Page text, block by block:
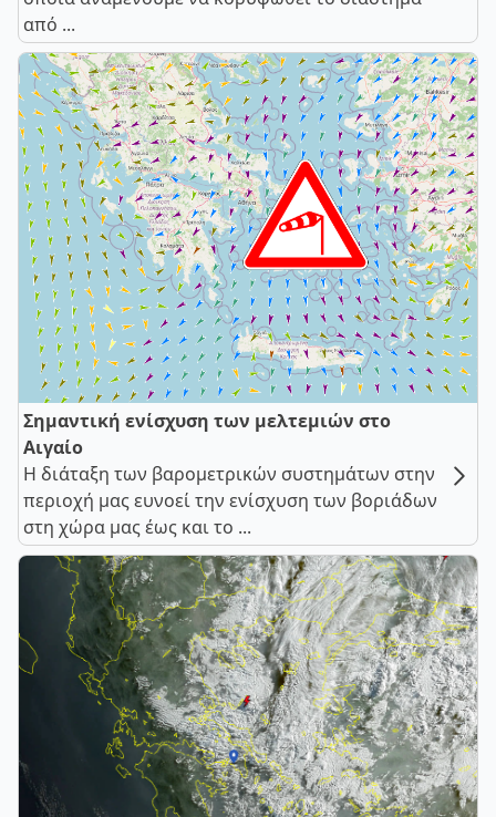
από ...
Σημαντική ενίσχυση των μελτεμιών στο
Αιγαίο
Η διάταξη των βαρομετρικών συστημάτων στην
περιοχή μας ευνοεί την ενίσχυση των βοριάδων
στη χώρα μας έως και το ...